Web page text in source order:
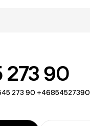
90
273 90 +46854527390